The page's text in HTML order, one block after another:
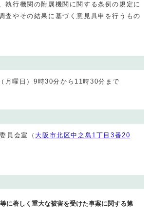
執行機関の附属機関に関する条例の規定に
査やその結果に基づく意見具申を行うもの
月曜日）9時30分から11時30分まで
員会室（ 大阪市北区中之島1丁目3番20
に著しく重大な被害を受けた事案に関する第